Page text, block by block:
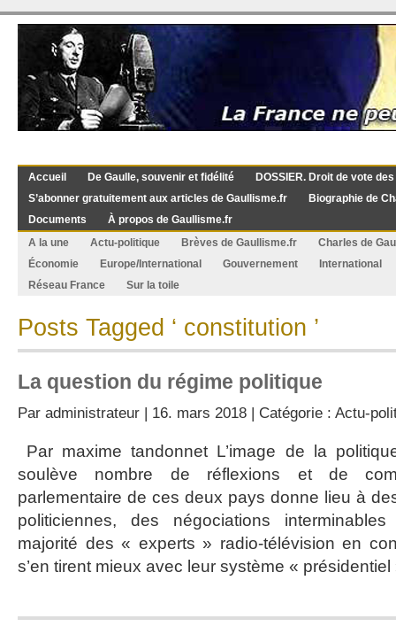
Accueil De Gaulle, souvenir et fidélité
DOSSIER. Droit de vote
S’abonner gratuitement aux articles de Gaullisme.fr
Biographie de
Documents
À propos de Gaullisme.fr
A la une
Actu-politique Brèves de Gaullisme.fr
Charles de
Économie
Europe/International Gouvernement
International
Réseau France
Sur la toile
Posts Tagged ‘ constitution ’
La question du régime politique
Par administrateur | 16. mars 2018 | Catégorie : Actu-
Par maxime tandonnet L’image de la
soulève nombre de réflexions et de
parlementaire de ces deux pays donne lieu à
politiciennes, des négociations
majorité des « experts » radio-télévision en
s’en tirent mieux avec leur système «